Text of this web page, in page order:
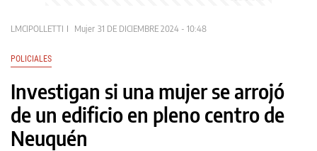
LMCIPOLLETTI Mujer 31 DE DICIEMBRE 2024 - 10:48
POLICIALES
Investigan si una mujer se arrojó
de un edificio en pleno centro de
Neuquén